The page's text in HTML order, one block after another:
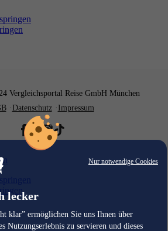
Nur notwendige Cookies
lecker
klar” ermöglichen Sie uns Ihnen über
Nutzungserlebnis zu servieren und dieses
Vergleichsportal Reise GmbH München
Datenschutz Impressum